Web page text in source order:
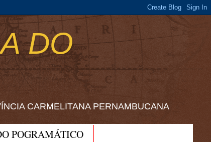
DO
CARMELITANA PERNAMBUCANA
POGRAMÁTICO